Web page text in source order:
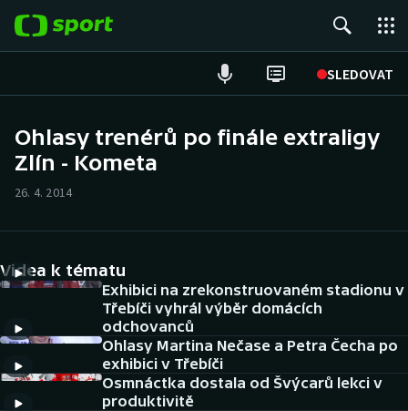
SLEDOVAT
Hokej
Cyklistika
DALŠÍ SPORTY
Americký fotbal
NEPŘEHLÉDNĚTE
Ohlasy trenérů po finále extraligy
Zlín - Kometa
26. 4. 2014
Videa k tématu
Exhibici na zrekonstruovaném stadionu v
Třebíči vyhrál výběr domácích
odchovanců
Ohlasy Martina Nečase a Petra Čecha po
exhibici v Třebíči
Osmnáctka dostala od Švýcarů lekci v
produktivitě